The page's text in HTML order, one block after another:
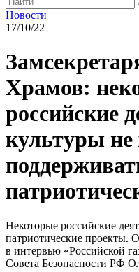
Новости
17/10/22
Храмов:
российские
культуры не
Некоторые российские
патриотические проекты.
в интервью «Российской
Совета Безопасности РФ